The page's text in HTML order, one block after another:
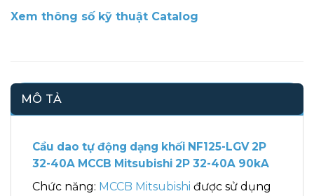
Xem thông số kỹ thuật Catalog
MÔ TẢ
Cầu dao tự động dạng khối NF125-LGV 2P
32-40A MCCB Mitsubishi 2P 32-40A 90kA
Chức năng: MCCB Mitsubishi được sử dụng